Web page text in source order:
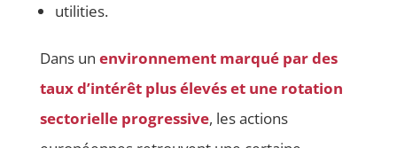
utilities.
Dans un environnement marqué par des
taux d’intérêt plus élevés et une rotation
sectorielle progressive, les actions